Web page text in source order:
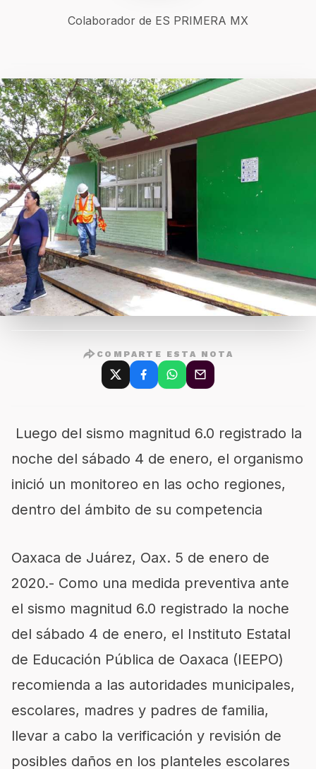
Colaborador de ES PRIMERA MX
COMPARTE ESTA NOTA
Luego del sismo magnitud 6.0 registrado la
noche del sábado 4 de enero, el organismo
inició un monitoreo en las ocho regiones,
dentro del ámbito de su competencia
Oaxaca de Juárez, Oax. 5 de enero de
2020.- Como una medida preventiva ante
el sismo magnitud 6.0 registrado la noche
del sábado 4 de enero, el Instituto Estatal
de Educación Pública de Oaxaca (IEEPO)
recomienda a las autoridades municipales,
escolares, madres y padres de familia,
llevar a cabo la verificación y revisión de
posibles daños en los planteles escolares